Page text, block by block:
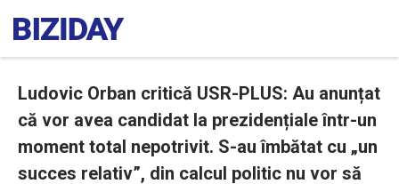
Ludovic Orban critică USR-PLUS: Au anunțat
că vor avea candidat la prezidențiale într-un
moment total nepotrivit. S-au îmbătat cu „un
succes relativ”, din calcul politic nu vor să